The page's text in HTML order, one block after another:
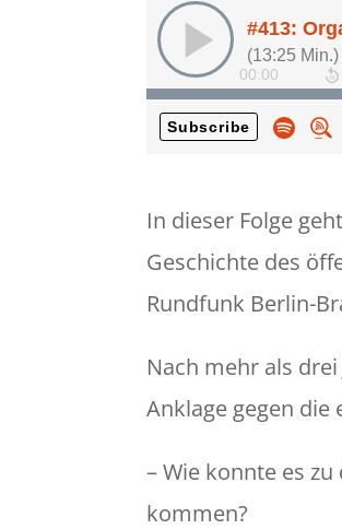
In dieser Folge
Geschichte des
Rundfunk Berlin-
Nach mehr als
Anklage gegen
– Wie konnte es
kommen?